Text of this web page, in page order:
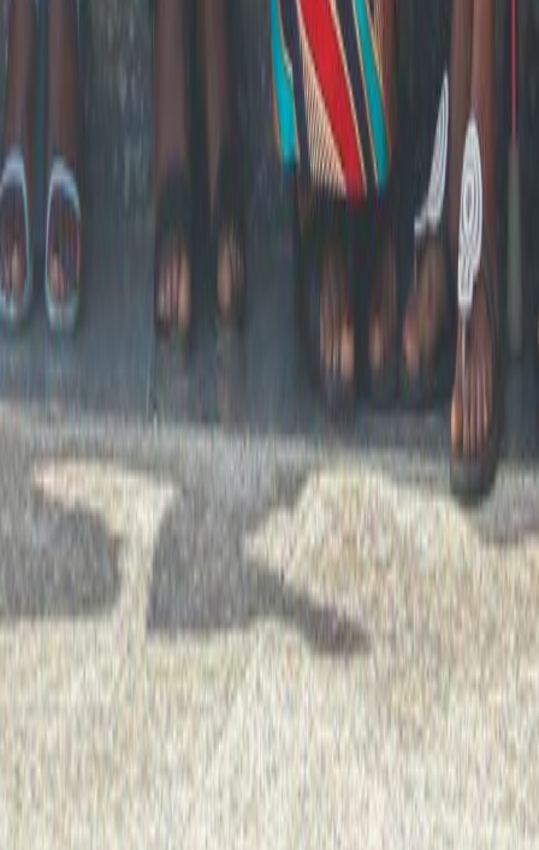
Politique
Protéger les femmes et les filles des inégalités
sociales...
Lire la suite
Mot de la Coordinatrice
BRIGITTE KAFUI ADJAMAGBO
COORDINATRICE WILDAF-AO
Women in Law and Development in Africa-Afrique de l’Ouest (WiLDAF
-AO) célèbre 25 ans d’existence. Que de choses vécues en 25 ans !
Hier, le 1er Août 1997, avec Béatrice Ajavon, nous ouvrions les portes
du petit bureau à deux pièces du WiLDAF, Bureau Sous Régional pour
Lire la suite